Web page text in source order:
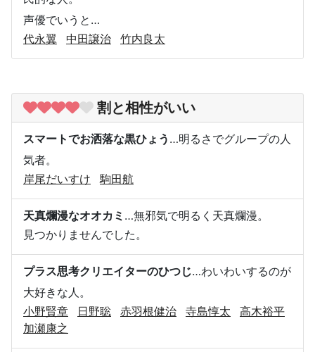
声優でいうと…
代永翼
中田譲治 竹内良太
割と相性がいい
スマートでお洒落な黒ひょう …明るさでグループの人
気者。
岸尾だいすけ
駒田航
天真爛漫なオオカミ …無邪気で明るく天真爛漫。
見つかりませんでした。
プラス思考クリエイターのひつじ…わいわいするのが
大好きな人。
小野賢章
日野聡 赤羽根健治 寺島惇太
高木裕平
加瀬康之